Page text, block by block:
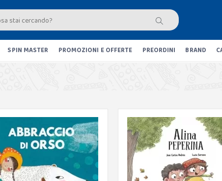
SPIN MASTER PROMOZIONI E OFFERTE PREORDINI BRAND